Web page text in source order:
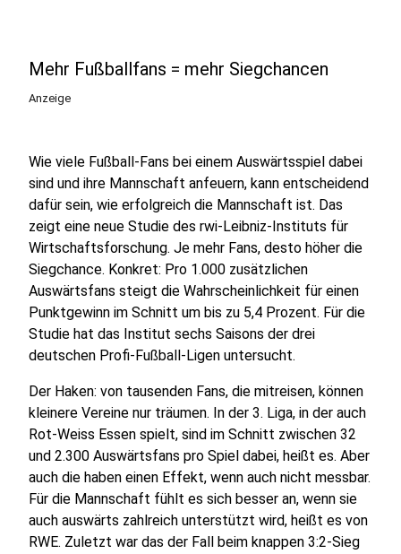
Mehr Fußballfans = mehr Siegchancen
Anzeige
Wie viele Fußball-Fans bei einem Auswärtsspiel dabei
sind und ihre Mannschaft anfeuern, kann entscheidend
dafür sein, wie erfolgreich die Mannschaft ist. Das
zeigt eine neue Studie des rwi-Leibniz-Instituts für
Wirtschaftsforschung. Je mehr Fans, desto höher die
Siegchance. Konkret: Pro 1.000 zusätzlichen
Auswärtsfans steigt die Wahrscheinlichkeit für einen
Punktgewinn im Schnitt um bis zu 5,4 Prozent. Für die
Studie hat das Institut sechs Saisons der drei
deutschen Profi-Fußball-Ligen untersucht.
Der Haken: von tausenden Fans, die mitreisen, können
kleinere Vereine nur träumen. In der 3. Liga, in der auch
Rot-Weiss Essen spielt, sind im Schnitt zwischen 32
und 2.300 Auswärtsfans pro Spiel dabei, heißt es. Aber
auch die haben einen Effekt, wenn auch nicht messbar.
Für die Mannschaft fühlt es sich besser an, wenn sie
auch auswärts zahlreich unterstützt wird, heißt es von
RWE. Zuletzt war das der Fall beim knappen 3:2-Sieg